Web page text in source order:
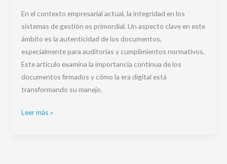
En el contexto empresarial actual, la integridad en los
sistemas de gestión es primordial. Un aspecto clave en este
ámbito es la autenticidad de los documentos,
especialmente para auditorías y cumplimientos normativos.
Este artículo examina la importancia continua de los
documentos firmados y cómo la era digital está
transformando su manejo.
Leer más »